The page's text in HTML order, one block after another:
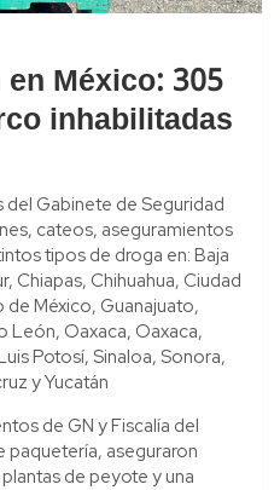
México: 305
inhabilitadas
Gabinete de Seguridad
cateos, aseguramientos
tipos de droga en: Baja
Chiapas, Chihuahua, Ciudad
México, Guanajuato,
León, Oaxaca, Oaxaca,
Potosí, Sinaloa, Sonora,
y Yucatán
de GN y Fiscalía del
paquetería, aseguraron
de peyote y una